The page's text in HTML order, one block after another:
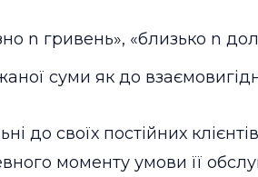
n гривень», «близько n
суми як до
до своїх постійних
моменту умови її